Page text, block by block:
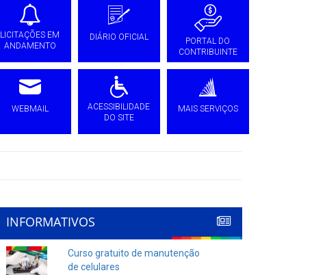
LICITAÇÕES EM
ANDAMENTO
DIÁRIO OFICIAL
PORTAL DO
CONTRIBUINTE
WEBMAIL
ACESSIBILIDADE
DO SITE
MAIS SERVIÇOS
INFORMATIVOS
Curso gratuito de manutenção
de celulares